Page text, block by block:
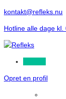
kontakt@refleks.nu
Hotline alle dage
Opret en profil